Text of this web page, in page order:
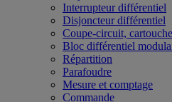
Interrupteur différentiel
Disjoncteur différentiel
Coupe-circuit,
Bloc différentiel
Répartition
Parafoudre
Mesure et comptage
Commande